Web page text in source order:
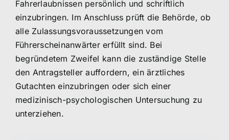
Fahrerlaubnissen persönlich und schriftlich
einzubringen. Im Anschluss prüft die Behörde, ob
alle Zulassungsvoraussetzungen vom
Führerscheinanwärter erfüllt sind. Bei
begründetem Zweifel kann die zuständige Stelle
den Antragsteller auffordern, ein ärztliches
Gutachten einzubringen oder sich einer
medizinisch-psychologischen Untersuchung zu
unterziehen.